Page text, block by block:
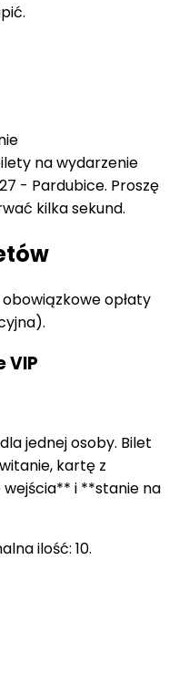
na wydarzenie
- Pardubice. Proszę
kilka sekund.
opłaty
VIP
jednej osoby. Bilet
kartę z
i **stanie na
ilość: 10.